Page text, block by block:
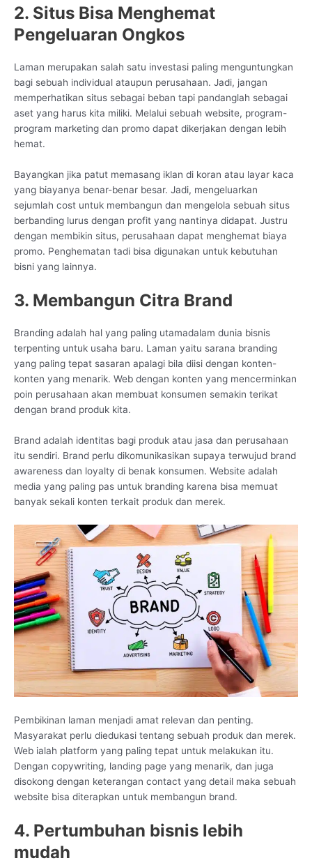
2. Situs Bisa Menghemat
Pengeluaran Ongkos
Laman merupakan salah satu investasi paling menguntungkan
bagi sebuah individual ataupun perusahaan. Jadi, jangan
memperhatikan situs sebagai beban tapi pandanglah sebagai
aset yang harus kita miliki. Melalui sebuah website, program-
program marketing dan promo dapat dikerjakan dengan lebih
hemat.
Bayangkan jika patut memasang iklan di koran atau layar kaca
yang biayanya benar-benar besar. Jadi, mengeluarkan
sejumlah cost untuk membangun dan mengelola sebuah situs
berbanding lurus dengan profit yang nantinya didapat. Justru
dengan membikin situs, perusahaan dapat menghemat biaya
promo. Penghematan tadi bisa digunakan untuk kebutuhan
bisni yang lainnya.
3. Membangun Citra Brand
Branding adalah hal yang paling utamadalam dunia bisnis
terpenting untuk usaha baru. Laman yaitu sarana branding
yang paling tepat sasaran apalagi bila diisi dengan konten-
konten yang menarik. Web dengan konten yang mencerminkan
poin perusahaan akan membuat konsumen semakin terikat
dengan brand produk kita.
Brand adalah identitas bagi produk atau jasa dan perusahaan
itu sendiri. Brand perlu dikomunikasikan supaya terwujud brand
awareness dan loyalty di benak konsumen. Website adalah
media yang paling pas untuk branding karena bisa memuat
banyak sekali konten terkait produk dan merek.
Pembikinan laman menjadi amat relevan dan penting.
Masyarakat perlu diedukasi tentang sebuah produk dan merek.
Web ialah platform yang paling tepat untuk melakukan itu.
Dengan copywriting, landing page yang menarik, dan juga
disokong dengan keterangan contact yang detail maka sebuah
website bisa diterapkan untuk membangun brand.
4. Pertumbuhan bisnis lebih
mudah